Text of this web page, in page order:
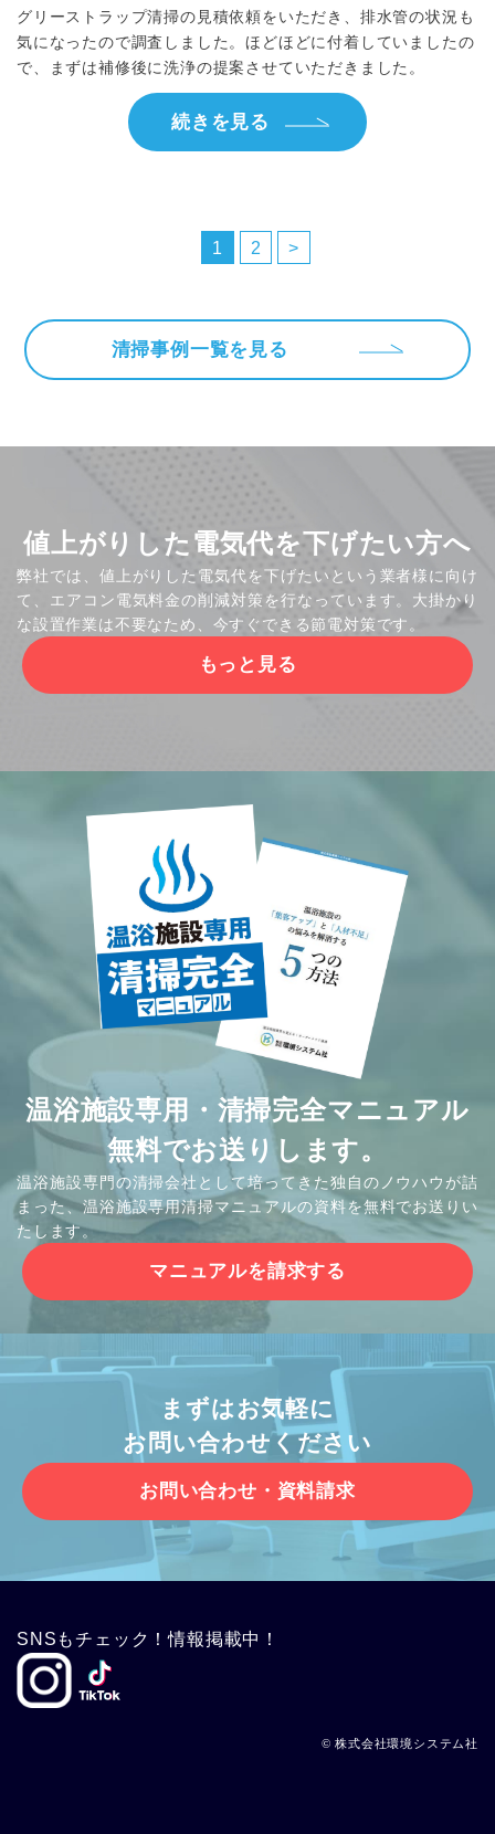
グリーストラップ清掃の見積依頼をいただき、排水管の状況も
気になったので調査しました。ほどほどに付着していましたの
で、まずは補修後に洗浄の提案させていただきました。
続きを見る
ペ
ジ
り
1 2 >
清掃事例一覧を見る
値上がりした電気代を下げたい方へ
弊社では、値上がりした電気代を下げたいという業者様に向け
て、エアコン電気料金の削減対策を行なっています。大掛かり
な設置作業は不要なため、今すぐできる節電対策です。
もっと見る
温浴施設専用・清掃完全マニュアル
無料でお送りします。
温浴施設専門の清掃会社として培ってきた独自のノウハウが詰
まった、温浴施設専用清掃マニュアルの資料を無料でお送りい
たします。
マニュアルを請求する
まずはお気軽に
お問い合わせください
お問い合わせ・資料請求
SNSもチェック！情報掲載中！
© 株式会社環境システム社